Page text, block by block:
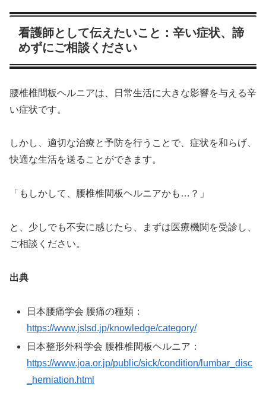
看護師として伝えたいこと：辛い症状、諦
めずにご相談ください
腰椎椎間板ヘルニアは、日常生活に大きな影響を与える辛
い症状です。
しかし、適切な治療と予防を行うことで、症状を和らげ、
快適な生活を送ることができます。
「もしかして、腰椎椎間板ヘルニアかも…？」
と、少しでも不安に感じたら、まずは医療機関を受診し、
ご相談ください。
出典
日本腰痛学会 腰痛の種類：
https://www.jslsd.jp/knowledge/category/
日本整形外科学会 腰椎椎間板ヘルニア：
https://www.joa.or.jp/public/sick/condition/lumbar_disc
_herniation.html